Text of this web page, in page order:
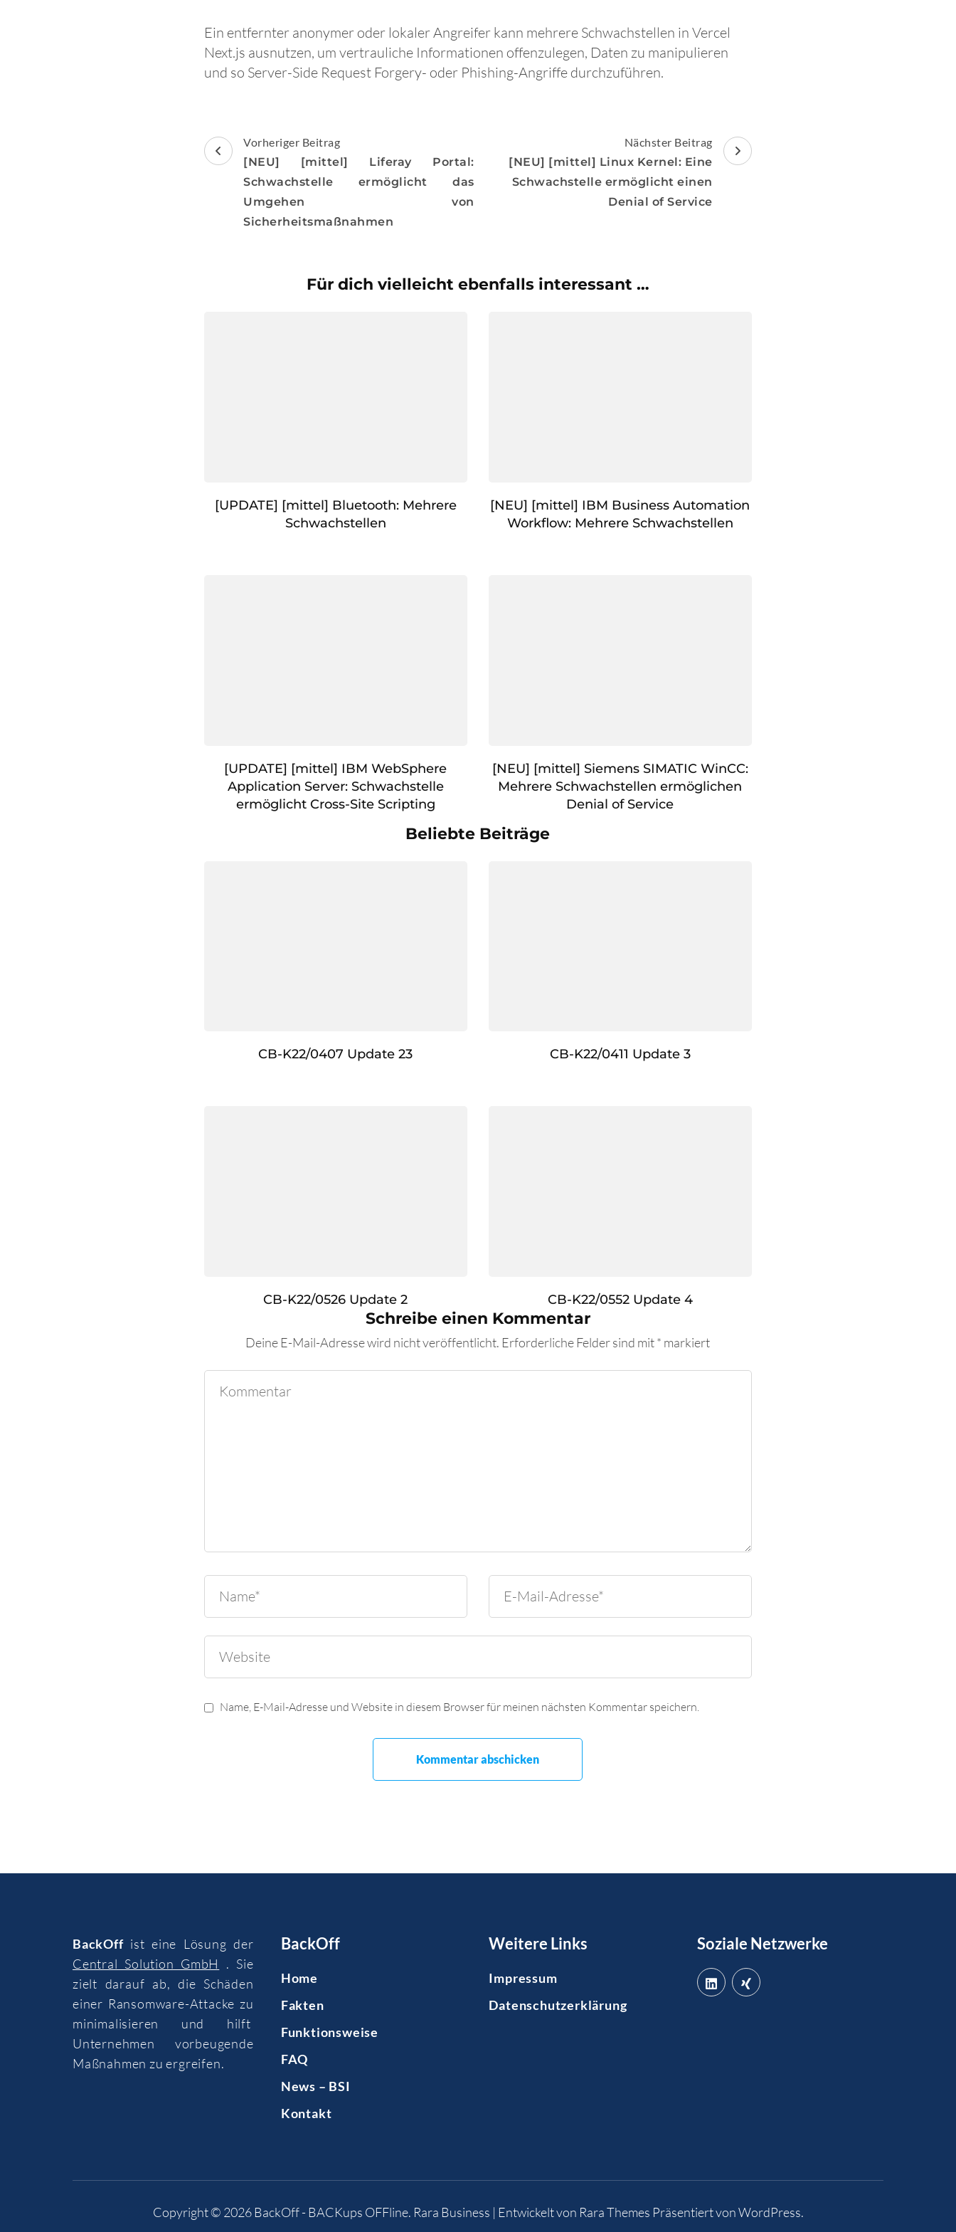
Ein entfernter anonymer oder lokaler Angreifer kann mehrere Schwachstellen in Vercel
Next.js ausnutzen, um vertrauliche Informationen offenzulegen, Daten zu manipulieren
und so Server-Side Request Forgery- oder Phishing-Angriffe durchzuführen.
Beitragsnavigation
Vorheriger Beitrag
[NEU] [mittel] Liferay Portal:
Schwachstelle ermöglicht das
Umgehen von
Sicherheitsmaßnahmen
Nächster Beitrag
[NEU] [mittel] Linux Kernel: Eine
Schwachstelle ermöglicht einen
Denial of Service
Für dich vielleicht ebenfalls interessant …
[UPDATE] [mittel] Bluetooth: Mehrere
Schwachstellen
[NEU] [mittel] IBM Business Automation
Workflow: Mehrere Schwachstellen
[UPDATE] [mittel] IBM WebSphere
Application Server: Schwachstelle
ermöglicht Cross-Site Scripting
[NEU] [mittel] Siemens SIMATIC WinCC:
Mehrere Schwachstellen ermöglichen
Denial of Service
Beliebte Beiträge
CB-K22/0407 Update 23 CB-K22/0411 Update 3
CB-K22/0526 Update 2 CB-K22/0552 Update 4
Schreibe einen Kommentar
Deine E-Mail-Adresse wird nicht veröffentlicht. Erforderliche Felder sind mit* markiert
Name, E-Mail-Adresse und Website in diesem Browser für meinen nächsten Kommentar speichern.
BackOffist eine Lösung der
Central Solution GmbH
. Sie
zielt darauf ab, die Schäden
einer Ransomware-Attacke zu
minimalisieren und hilft
Unternehmen vorbeugende
Maßnahmen zu ergreifen.
BackOff
Home
Fakten
Funktionsweise
FAQ
News – BSI
Kontakt
Weitere Links
Impressum
Datenschutzerklärung
Soziale Netzwerke
Copyright © 2026BackOff - BACKups OFFline. Rara Business | Entwickelt von Rara Themes Präsentiert vonWordPress.